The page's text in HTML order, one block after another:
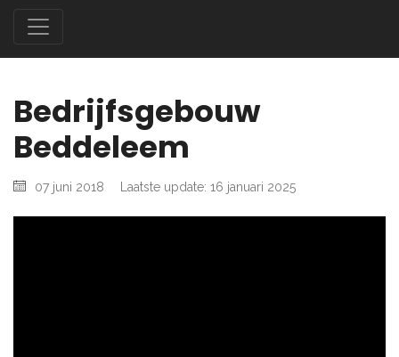
Bedrijfsgebouw
Beddeleem
07 juni 2018 Laatste update: 16 januari 2025